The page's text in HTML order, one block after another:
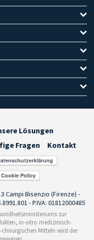
Lösungen
Fragen
Kontakt
Campi Bisenzio (Firenze) -
- P.IVA: 01812000485
zur
in-vitro medizinisch-
Mitteln wird der